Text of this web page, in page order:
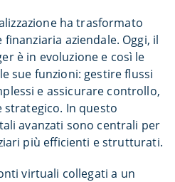
ha trasformato
aziendale. Oggi, il
è in evoluzione e così le
sue funzioni: gestire flussi
e assicurare controllo,
In questo
avanzati sono centrali per
più efficienti e strutturati.
virtuali collegati a un